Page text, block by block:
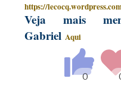
https://
Veja mais
Gabriel Aqui